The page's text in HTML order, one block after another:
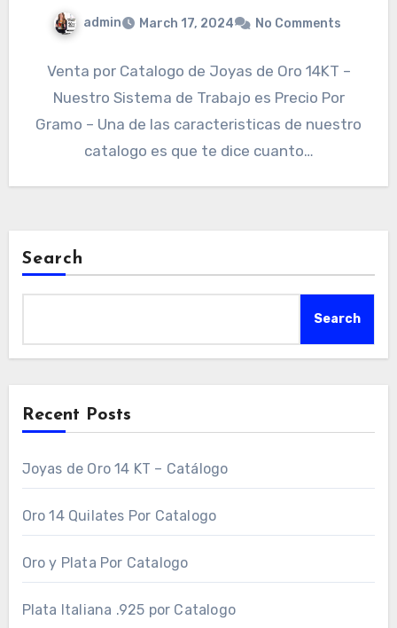
admin March 17, 2024 No Comments
Venta por Catalogo de Joyas de Oro 14KT –
Nuestro Sistema de Trabajo es Precio Por
Gramo – Una de las caracteristicas de nuestro
catalogo es que te dice cuanto…
Search
Search
Recent Posts
Joyas de Oro 14 KT – Catálogo
Oro 14 Quilates Por Catalogo
Oro y Plata Por Catalogo
Plata Italiana .925 por Catalogo